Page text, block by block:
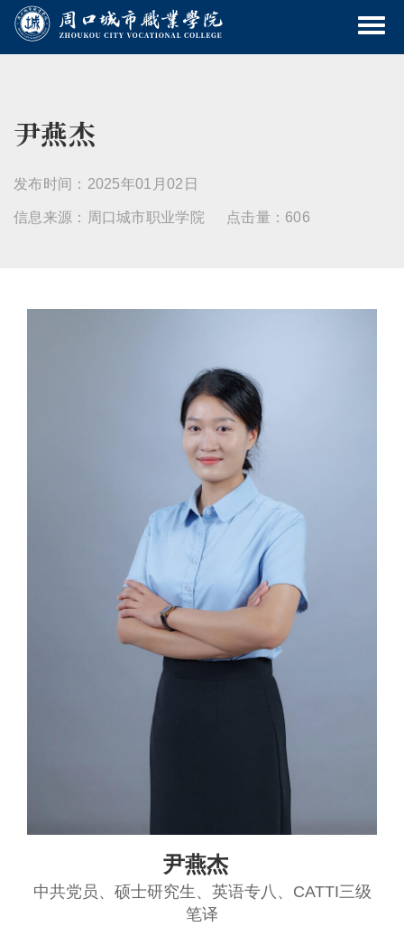
尹燕杰
发布时间：2025年01月02日
信息来源：周口城市职业学院 点击量：606
尹燕杰
中共党员、硕士研究生、英语专八、CATTI三级
笔译